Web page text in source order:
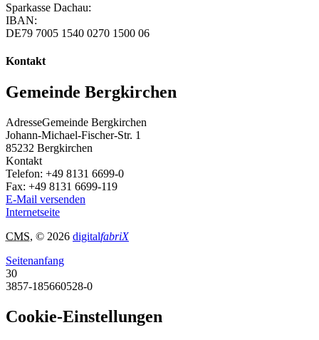
Sparkasse Dachau:
IBAN:
DE79 7005 1540 0270 1500 06
Kontakt
Gemeinde Bergkirchen
AdresseGemeinde Bergkirchen
Johann-Michael-Fischer-Str. 1
85232 Bergkirchen
Kontakt
Telefon: +49 8131 6699-0
Fax: +49 8131 6699-119
E-Mail versenden
Internetseite
CMS, © 2026 digitalfabriX
Seitenanfang
30
3857-185660528-0
Cookie-Einstellungen